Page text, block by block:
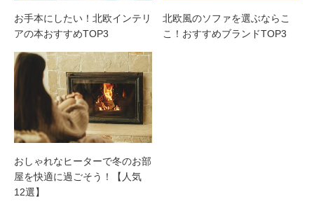
お手本にしたい！北欧インテリ
アの本おすすめTOP3
北欧風のソファを選ぶならこ
こ！おすすめブランドTOP3
おしゃれなヒーターで冬のお部
屋を快適に過ごそう！【人気
12選】